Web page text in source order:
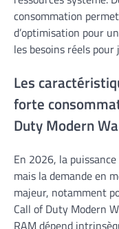
consommation
d’optimisation pour
les besoins réels
Les
forte
Duty Modern
En 2026, la puissance
mais la demande en
majeur, notamment
Call of Duty Modern
RAM dépend